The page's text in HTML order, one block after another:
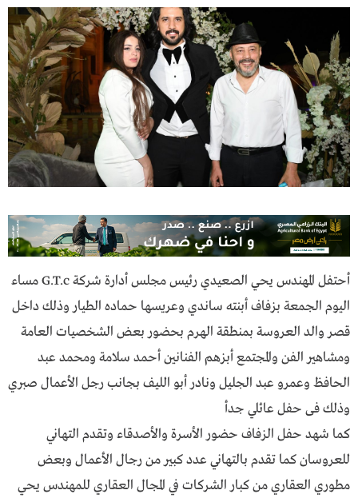
أحتفل المهندس يحي الصعيدي رئيس مجلس أدارة شركة G.T.c مساء
اليوم الجمعة بزفاف أبنته ساندي وعريسها حماده الطيار وذلك داخل
قصر والد العروسة بمنطقة الهرم بحضور بعض الشخصيات العامة
ومشاهير الفن والمجتمع أبزهم الفنانين أحمد سلامة ومحمد عبد
الحافظ وعمرو عبد الجليل ونادر أبو الليف بجانب رجل الأعمال صبري
وذلك فى حفل عائلي جدأ
كما شهد حفل الزفاف حضور الأسرة والأصدقاء وتقدم التهاني
للعروسان كما تقدم بالتهاني عدد كبير من رجال الأعمال وبعض
مطوري العقاري من كبار الشركات في المجال العقاري للمهندس يحي